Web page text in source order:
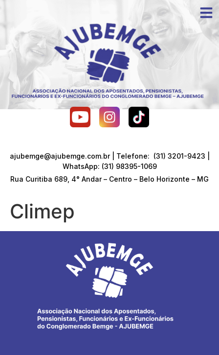
ajubemge@ajubemge.com.br | Telefone: (31) 3201-9423 |
WhatsApp: (31) 98395-1069
Rua Curitiba 689, 4° Andar – Centro – Belo Horizonte – MG
Climep